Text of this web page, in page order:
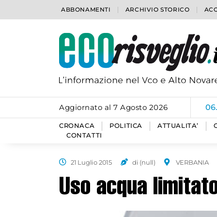
ABBONAMENTI ARCHIVIO STORICO
Aggiornato al 7 Agosto 2026
CRONACA POLITICA ATTUALITA’
CONTATTI
21 Luglio 2015 di (null) VERBANIA
Uso acqua